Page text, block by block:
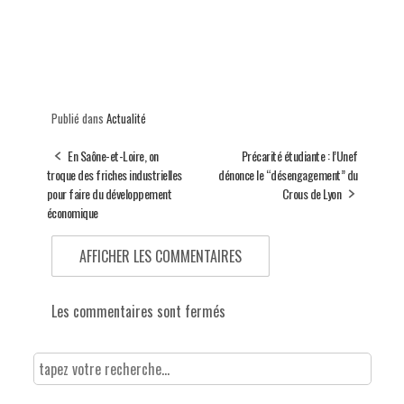
Publié dans Actualité
En Saône-et-Loire, on
troque des friches industrielles
pour faire du développement
économique
Précarité étudiante : l’Unef
dénonce le “désengagement” du
Crous de Lyon
AFFICHER LES COMMENTAIRES
Les commentaires sont fermés